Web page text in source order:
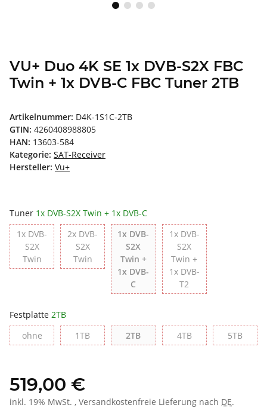
VU+ Duo 4K SE 1x DVB-S2X FBC
Twin + 1x DVB-C FBC Tuner 2TB
Artikelnummer: D4K-1S1C-2TB
GTIN: 4260408988805
HAN: 13603-584
Kategorie: SAT-Receiver
Hersteller: Vu+
Tuner 1x DVB-S2X Twin + 1x DVB-C
1x DVB-
S2X
Twin1x DVB-S2X Twin
2x DVB-
S2X
Twin2x DVB-S2X Twin
1x DVB-
S2X
Twin +
1x DVB-
C 1x DVB-S2X Twin + 1x DVB-C
1x DVB-
S2X
Twin +
1x DVB-
T2 1x DVB-S2X Twin +
Festplatte 2TB
ohneohne 1TB1TB 2TB2TB 4TB4TB 5TB5TB
519,00 €
inkl. 19% MwSt. , Versandkostenfreie Lieferung nach DE.